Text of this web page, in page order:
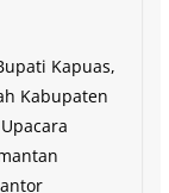
Kapuas,
Kabupaten